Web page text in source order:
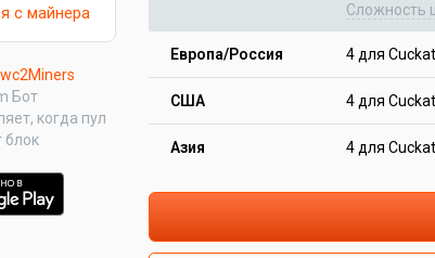
с майнера
Бот
когда пул
блок
Сложность
Европа/Россия 4 для
США 4 для
Азия 4 для